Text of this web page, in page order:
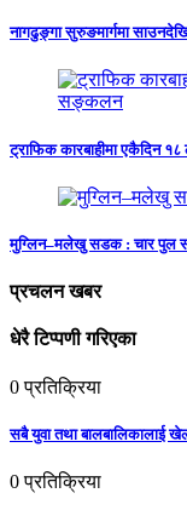
नागढुङ्गा सुरुङमार्गमा
ट्राफिक कारबाहीमा एकैदिन
मुग्लिन–मलेखु सडक : चार पुल
प्रचलन खबर
धेरै टिप्पणी गरिएका
0 प्रतिक्रिया
सबै युवा तथा बालबालिकालाई
0 प्रतिक्रिया